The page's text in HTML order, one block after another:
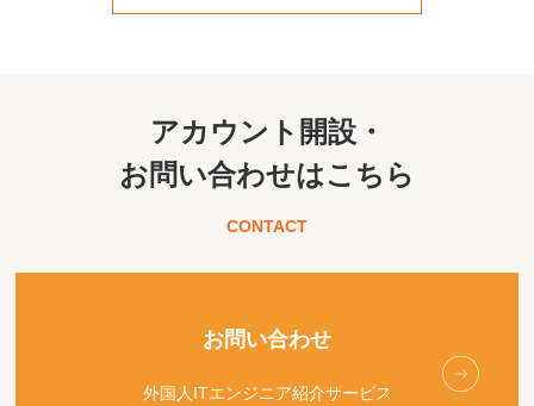
アカウント開設・
お問い合わせはこちら
CONTACT
お問い合わせ
外国人ITエンジニア紹介サービス